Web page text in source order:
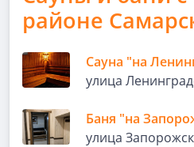
районе
Сауна "на
улица
Баня "на
улица